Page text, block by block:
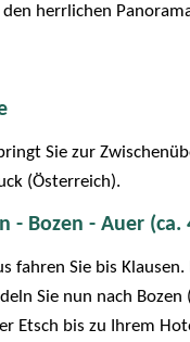
den herrlichen
Sie zur
(Österreich).
- Bozen - Auer (ca.
fahren Sie bis Klausen.
Sie nun nach Bozen
Etsch bis zu Ihrem